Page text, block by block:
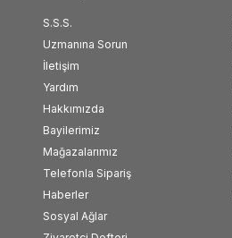
S.S.S.
Uzmanına Sorun
İletişim
Yardım
Hakkımızda
Bayilerimiz
Mağazalarımız
Telefonla Sipariş
Haberler
Sosyal Ağlar